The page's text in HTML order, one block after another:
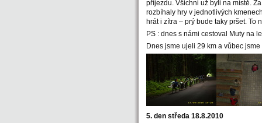
příjezdu. Všichni už byli na místě.
rozbíhaly hry v jednotlivých
hrát i zítra – prý bude taky pršet. To
PS : dnes s námi cestoval Muty na
Dnes jsme ujeli 29 km a vůbec
5. den středa 18.8.2010